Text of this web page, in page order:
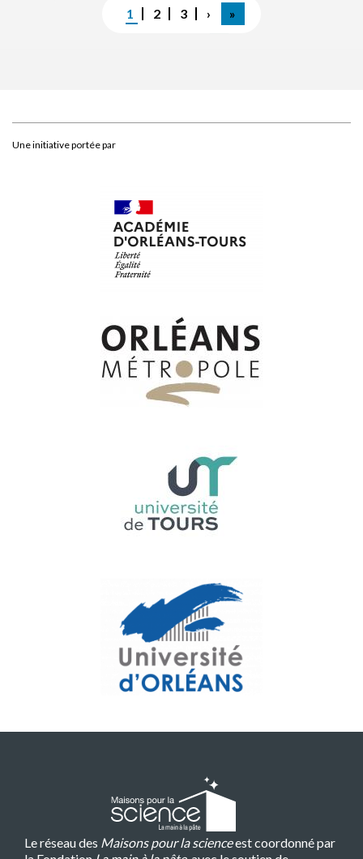
Page
courante
1 Page
2 Page
3
Page
suivante
›
Dernière
page
»
Une initiative portée par
Le réseau des Maisons pour la scienceest coordonné par